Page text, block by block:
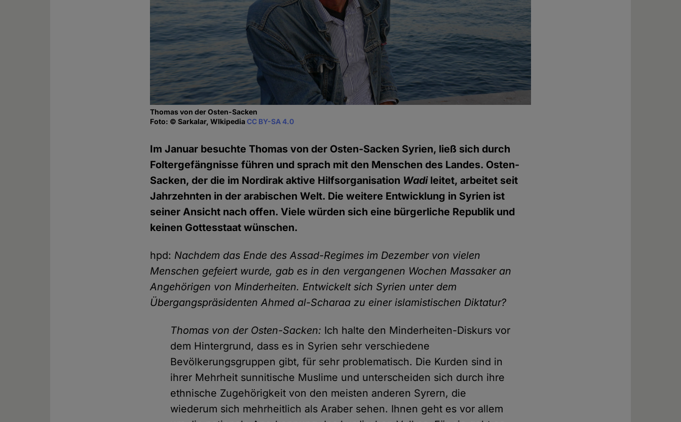
Thomas von der Osten-Sacken
Foto: © Sarkalar, WIkipediaCC BY-SA 4.0
Im Januar besuchte Thomas von der Osten-Sacken Syrien, ließ sich durch
Foltergefängnisse führen und sprach mit den Menschen des Landes. Osten-
Sacken, der die im Nordirak aktive Hilfsorganisation Wadileitet, arbeitet seit
Jahrzehnten in der arabischen Welt. Die weitere Entwicklung in Syrien ist
seiner Ansicht nach offen. Viele würden sich eine bürgerliche Republik und
keinen Gottesstaat wünschen.
hpd: Nachdem das Ende des Assad-Regimes im Dezember von vielen
Menschen gefeiert wurde, gab es in den vergangenen Wochen Massaker an
Angehörigen von Minderheiten. Entwickelt sich Syrien unter dem
Übergangspräsidenten Ahmed al-Scharaa zu einer islamistischen Diktatur?
Thomas von der Osten-Sacken: Ich halte den Minderheiten-Diskurs vor
dem Hintergrund, dass es in Syrien sehr verschiedene
Bevölkerungsgruppen gibt, für sehr problematisch. Die Kurden sind in
ihrer Mehrheit sunnitische Muslime und unterscheiden sich durch ihre
ethnische Zugehörigkeit von den meisten anderen Syrern, die
wiederum sich mehrheitlich als Araber sehen. Ihnen geht es vor allem